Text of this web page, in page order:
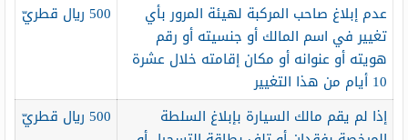
عدم إبلاغ صاحب المركبة لهيئة المرور بأي
تغيير في اسم المالك أو جنسيته أو رقم
هويته أو عنوانه أو مكان إقامته خلال عشرة
10 أيام من هذا التغيير
500 ريال قطريّ
إذا لم يقم مالك السيارة بإبلاغ السلطة
500 ريال قطريّ